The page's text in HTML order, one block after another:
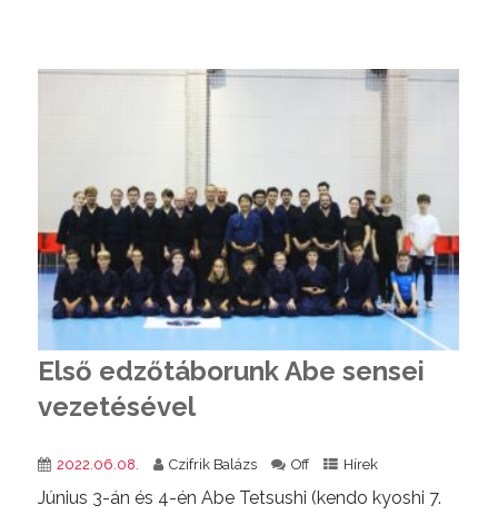
Első edzőtáborunk Abe sensei
vezetésével
2022.06.08. Czifrik Balázs Off Hírek
Június 3-án és 4-én Abe Tetsushi (kendo kyoshi 7.